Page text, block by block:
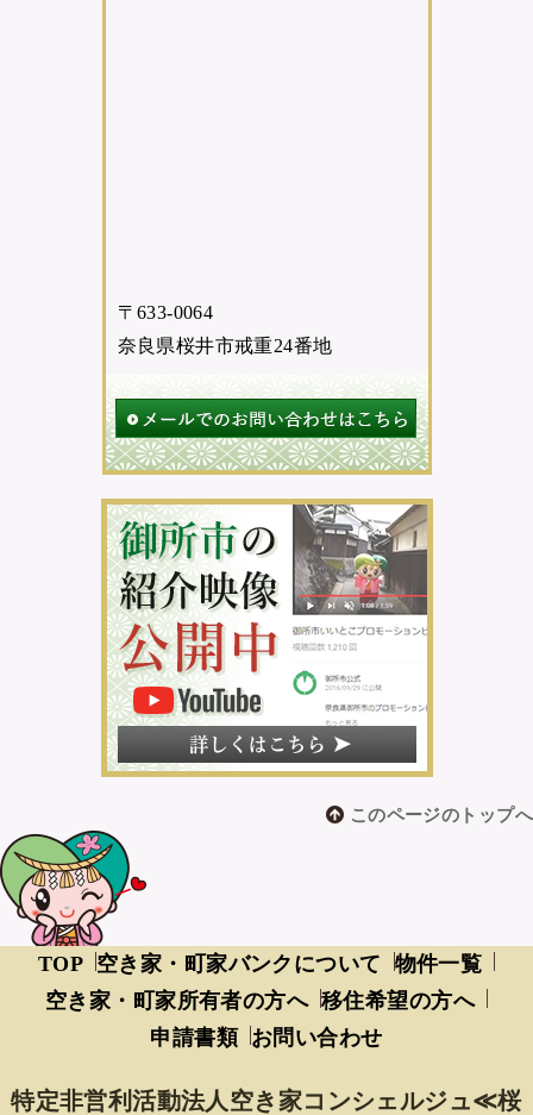
〒633-0064
奈良県桜井市戒重24番地
このページのトップへ
TOP 空き家・町家バンクについて
物件一覧
空き家・町家所有者の方へ 移住希望の方へ
申請書類 お問い合わせ
特定非営利活動法人空き家コンシェルジュ≪桜